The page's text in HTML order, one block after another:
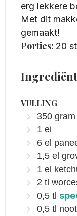
erg lekkere
Met dit
gemaakt!
Porties: 20
VULLING
350 gram
1 ei
6 el
1,5 el
1 el
2 tl
0,5 tl
0,5 tl